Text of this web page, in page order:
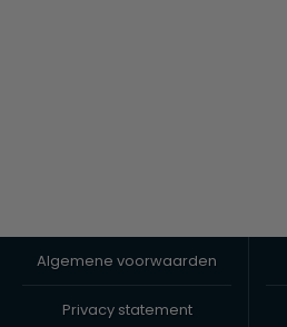
Algemene voorwaarden
Privacy statement